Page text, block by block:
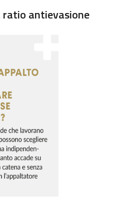
antievasione